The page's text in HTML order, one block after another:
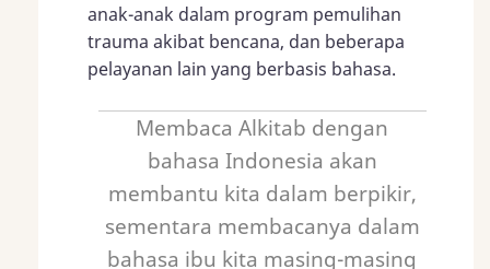
anak-anak dalam program pemulihan
trauma akibat bencana, dan beberapa
pelayanan lain yang berbasis bahasa.
Membaca Alkitab dengan
bahasa Indonesia akan
membantu kita dalam berpikir,
sementara membacanya dalam
bahasa ibu kita masing-masing